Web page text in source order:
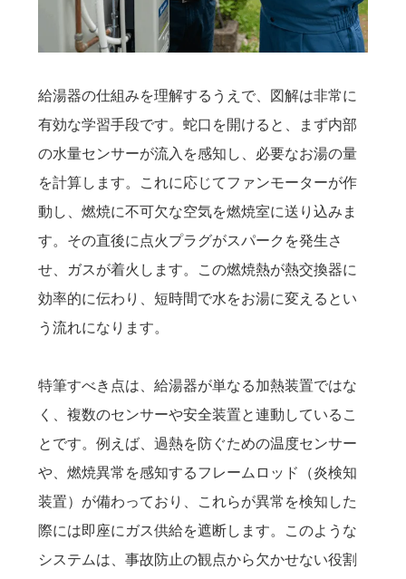
給湯器の仕組みを理解するうえで、図解は非常に
有効な学習手段です。蛇口を開けると、まず内部
の水量センサーが流入を感知し、必要なお湯の量
を計算します。これに応じてファンモーターが作
動し、燃焼に不可欠な空気を燃焼室に送り込みま
す。その直後に点火プラグがスパークを発生さ
せ、ガスが着火します。この燃焼熱が熱交換器に
効率的に伝わり、短時間で水をお湯に変えるとい
う流れになります。
特筆すべき点は、給湯器が単なる加熱装置ではな
く、複数のセンサーや安全装置と連動しているこ
とです。例えば、過熱を防ぐための温度センサー
や、燃焼異常を感知するフレームロッド（炎検知
装置）が備わっており、これらが異常を検知した
際には即座にガス供給を遮断します。このような
システムは、事故防止の観点から欠かせない役割